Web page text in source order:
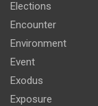
Elections
Encounter
Environment
Event
Exodus
Exposure